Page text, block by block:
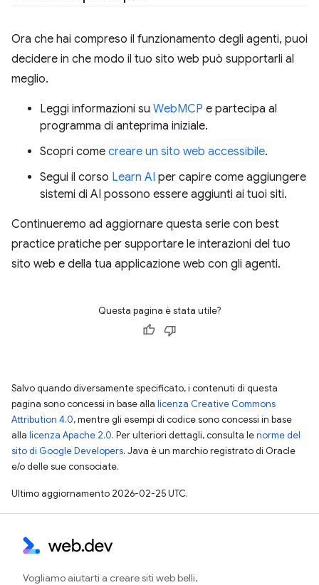
Ora che hai compreso il funzionamento degli agenti, puoi
decidere in che modo il tuo sito web può supportarli al
meglio.
Leggi informazioni su WebMCP e partecipa al
programma di anteprima iniziale.
Scopri come creare un sito web accessibile.
Segui il corso Learn AI per capire come aggiungere
sistemi di AI possono essere aggiunti ai tuoi siti.
Continueremo ad aggiornare questa serie con best
practice pratiche per supportare le interazioni del tuo
sito web e della tua applicazione web con gli agenti.
Questa pagina è stata utile?
Salvo quando diversamente specificato, i contenuti di questa
pagina sono concessi in base alla licenza Creative Commons
Attribution 4.0, mentre gli esempi di codice sono concessi in base
alla licenza Apache 2.0. Per ulteriori dettagli, consulta lenorme del
sito di Google Developers. Java è un marchio registrato di Oracle
e/o delle sue consociate.
Ultimo aggiornamento 2026-02-25 UTC.
Vogliamo aiutarti a creare siti web belli,